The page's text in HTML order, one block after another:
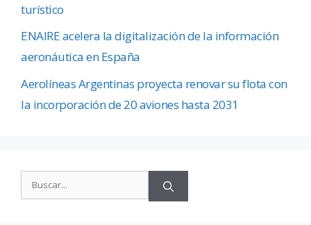
turístico
ENAIRE acelera la digitalización de la información
aeronáutica en España
Aerolíneas Argentinas proyecta renovar su flota con
la incorporación de 20 aviones hasta 2031